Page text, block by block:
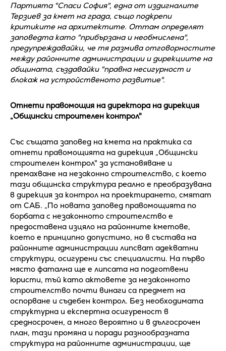
Партията "Спаси София", една от издигналите
Терзиев за кмет на града, също подкрепи
критиките на архитектите. Оттам определят
заповедта като "прибързана и необмислена",
предупреждавайки, че тя размива отговорностите
между районните администрации и дирекциите на
общината, създавайки "правна несигурност и
блокаж на устройственото развитие".
Отнети правомощия на директора на дирекция
„Общински строителен контрол"
Със същата заповед на кмета на практика са
отнети правомощията на дирекция „Общински
строителен контрол" за установяване и
премахване на незаконно строителство, с което
тази общинска структура реално е преобразувана
в дирекция за контрол на проектирането, смятат
от САБ. „По новата заповед правомощията по
борбата с незаконното строителство е
предоставена изцяло на районните кметове,
което е принципно допустимо, но в състава на
районните администрации липсват адекватни
структури, осигурени със специалисти. На първо
място фатална ще е липсата на подготвени
юристи, тъй като актовете за незаконното
строителство почти винаги са предмет на
оспорване и съдебен контрол. Без необходимата
структурна и експертна осигуреност в
средносрочен, а много вероятно и в дългосрочен
план, тази промяна и поради разнообразната
структура на районните администрации, ще